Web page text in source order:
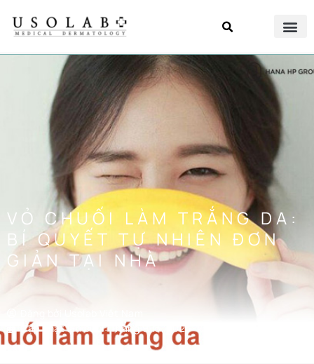
VỎ CHUỐI LÀM TRẮNG DA:
BÍ QUYẾT TỰ NHIÊN ĐƠN
GIẢN TẠI NHÀ
Cập nhật lần cuối:Tháng 9 13, 2025